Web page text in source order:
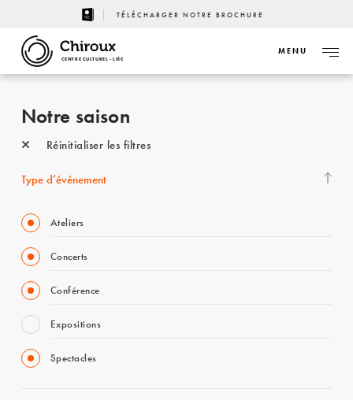
TÉLÉCHARGER NOTRE BROCHURE
CENTRE CULTUREL - LIÈGE
MENU
Notre saison
Réinitialiser les filtres
Type d’événement
Ateliers
Concerts
Conférence
Expositions
Spectacles